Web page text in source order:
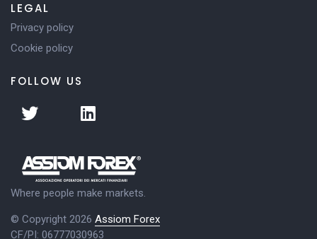
Where people make markets.
© Copyright 2026 Assiom Forex
CF/PI: 06777030963
LEGAL
Privacy policy
Cookie policy
FOLLOW US